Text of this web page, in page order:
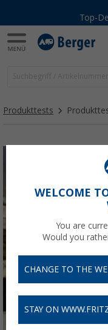
Top-
Produkttests
WELCOME
You are
Would you
CHANGE TO THE
STAY ON